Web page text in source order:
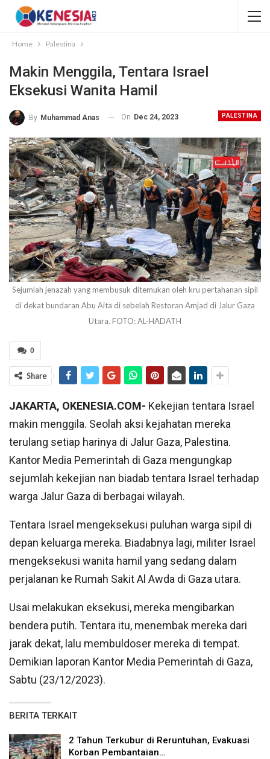
Home Palestina
Makin Menggila, Tentara Israel
Eksekusi Wanita Hamil
PALESTINA
By Muhammad Anas On Dec 24, 2023
Sejumlah jenazah yang membusuk ditemukan oleh kru pertahanan sipil
di dekat bundaran Abu Aita di sebelah Restoran Amjad di Jalur Gaza
Utara. FOTO: AL-HADATH
0
Share
JAKARTA, OKENESIA.COM- Kekejian tentara Israel
makin menggila. Seolah aksi kejahatan mereka
terulang setiap harinya di Jalur Gaza, Palestina.
Kantor Media Pemerintah di Gaza mengungkap
sejumlah kekejian nan biadab tentara Israel terhadap
warga Jalur Gaza di berbagai wilayah.
Tentara Israel mengeksekusi puluhan warga sipil di
depan keluarga mereka. Biadabnya lagi, militer Israel
mengeksekusi wanita hamil yang sedang dalam
perjalanan ke Rumah Sakit Al Awda di Gaza utara.
Usai melakukan eksekusi, mereka mengibarkan
bendera putih. Tentara itu, menembak mereka dari
jarak dekat, lalu membuldoser mereka di tempat.
Demikian laporan Kantor Media Pemerintah di Gaza,
Sabtu (23/12/2023).
BERITA TERKAIT
2 Tahun Terkubur di Reruntuhan, Evakuasi
Korban Pembantaian…